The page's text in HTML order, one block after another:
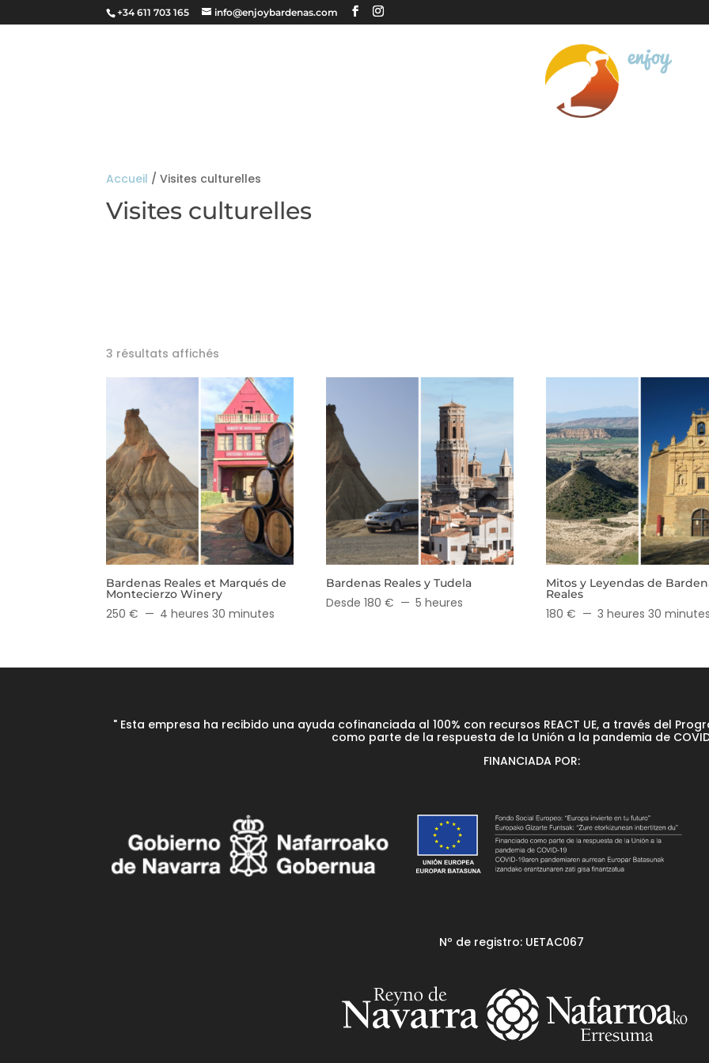
+34 611 703 165 info@enjoybardenas.com
Accueil / Visites culturelles
Visites culturelles
3 résultats affichés
Bardenas Reales et Marqués de
Montecierzo Winery
250 € 4 heures 30 minutes
Bardenas Reales y Tudela
Desde 180 € 5 heures
Mitos y Leyendas de
Reales
180 € 3 heures 30
" Esta empresa ha recibido una ayuda cofinanciada al 100% con recursos REACT UE, a través del
como parte de la respuesta de la Unión a la pandemia de
FINANCIADA POR:
Nº de registro: UETAC067